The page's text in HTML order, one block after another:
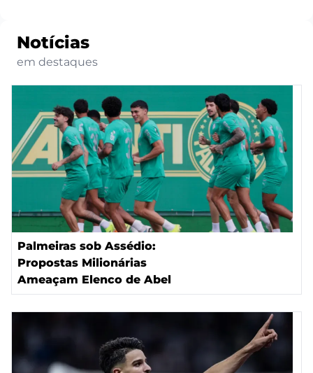
Notícias
em destaques
Palmeiras sob Assédio:
Propostas Milionárias
Ameaçam Elenco de Abel